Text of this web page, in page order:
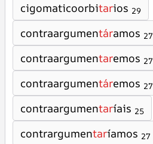
cigomaticoorbitarios 29
contraargumentáramos 27
contraargumentaremos 27
contraargumentáremos 27
contraargumentaríais 25
contrargumentaríamos 27